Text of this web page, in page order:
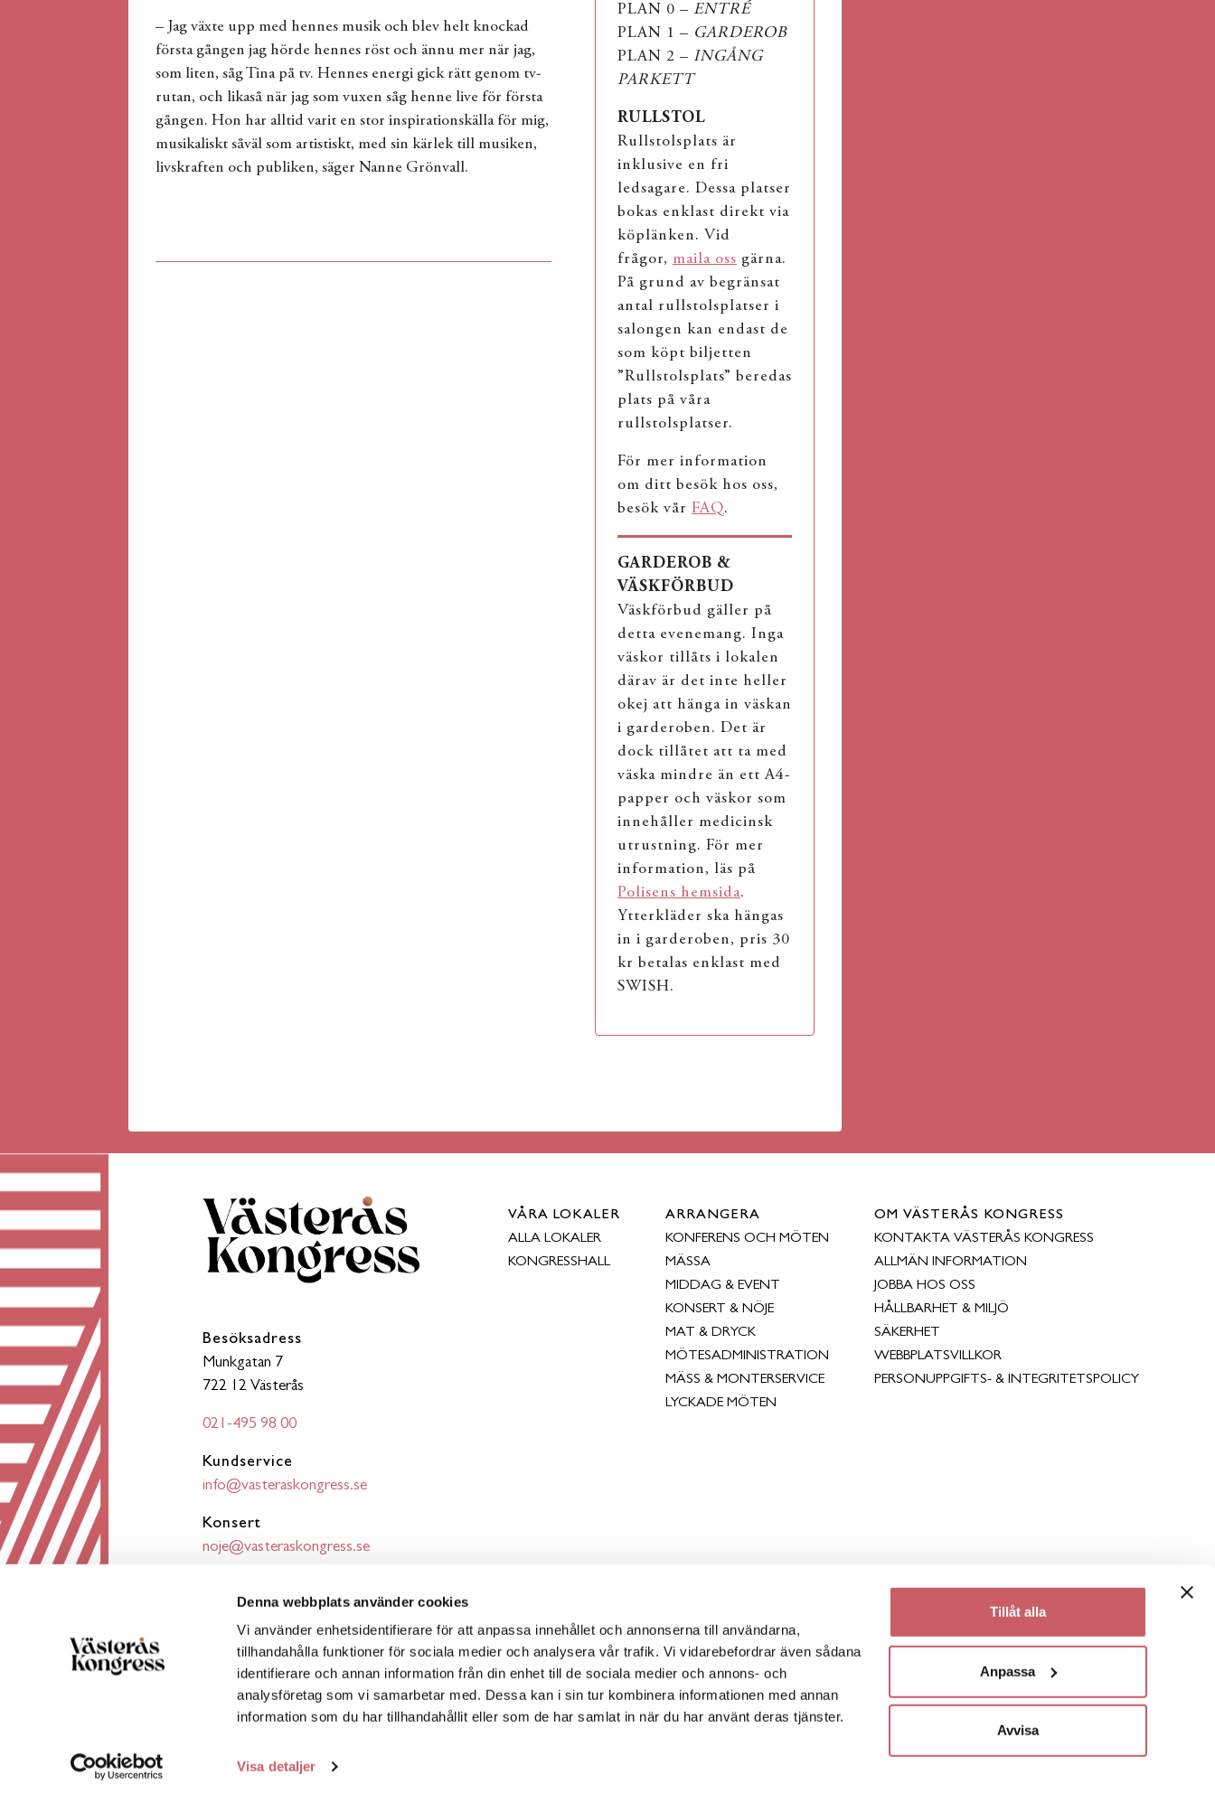
Denna webbplats använder cookies
Vi använder enhetsidentifierare för att anpassa innehållet och annonserna till användarna,
tillhandahålla funktioner för sociala medier och analysera vår trafik. Vi vidarebefordrar även sådana
identifierare och annan information från din enhet till de sociala medier och annons- och
analysföretag som vi samarbetar med. Dessa kan i sin tur kombinera informationen med annan
information som du har tillhandahållit eller som de har samlat in när du har använt deras tjänster.
Visa detaljer
Tillåt alla
Anpassa
Avvisa
– Jag växte upp med hennes musik och blev helt knockad
första gången jag hörde hennes röst och ännu mer när jag,
som liten, såg Tina på tv. Hennes energi gick rätt genom tv-
rutan, och likaså när jag som vuxen såg henne live för första
gången. Hon har alltid varit en stor inspirationskälla för mig,
musikaliskt såväl som artistiskt, med sin kärlek till musiken,
livskraften och publiken, säger Nanne Grönvall.
PLAN 0 – ENTRÉ
PLAN 1 – GARDEROB
PLAN 2 – INGÅNG
PARKETT
RULLSTOL
Rullstolsplats är
inklusive en fri
ledsagare. Dessa platser
bokas enklast direkt via
köplänken. Vid
frågor, maila oss gärna.
På grund av begränsat
antal rullstolsplatser i
salongen kan endast de
som köpt biljetten
”Rullstolsplats” beredas
plats på våra
rullstolsplatser.
För mer information
om ditt besök hos oss,
besök vår FAQ.
GARDEROB &
VÄSKFÖRBUD
Väskförbud gäller på
detta evenemang. Inga
väskor tillåts i lokalen
därav är det inte heller
okej att hänga in väskan
i garderoben. Det är
dock tillåtet att ta med
väska mindre än ett A4-
papper och väskor som
innehåller medicinsk
utrustning. För mer
information, läs på
Polisens hemsida.
Ytterkläder ska hängas
in i garderoben, pris 30
kr betalas enklast med
SWISH.
Besöksadress
Munkgatan 7
722 12 Västerås
021-495 98 00
Kundservice
info@vasteraskongress.se
Konsert
noje@vasteraskongress.se
bokning@vasteraskongress.se
VÅRA LOKALER
ALLA LOKALER
KONGRESSHALL
ARRANGERA
KONFERENS OCH MÖTEN
MÄSSA
MIDDAG & EVENT
KONSERT & NÖJE
MAT & DRYCK
MÖTESADMINISTRATION
MÄSS & MONTERSERVICE
LYCKADE MÖTEN
OM VÄSTERÅS KONGRESS
KONTAKTA VÄSTERÅS KONGRESS
ALLMÄN INFORMATION
JOBBA HOS OSS
HÅLLBARHET & MILJÖ
SÄKERHET
WEBBPLATSVILLKOR
PERSONUPPGIFTS- & INTEGRITETSPOLICY